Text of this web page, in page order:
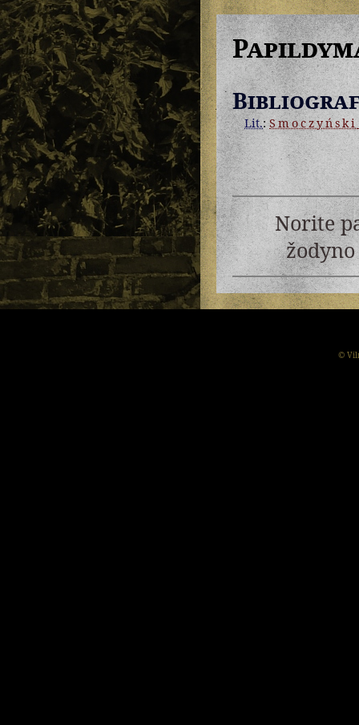
Lit.:Smoczyński
Norite
©